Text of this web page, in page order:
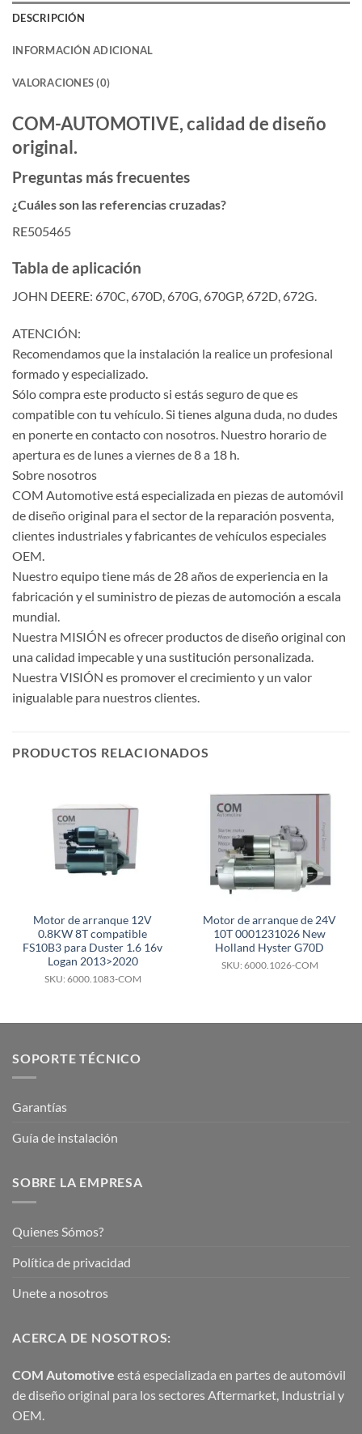
DESCRIPCIÓN
INFORMACIÓN ADICIONAL
VALORACIONES (0)
COM-AUTOMOTIVE, calidad de diseño
original.
Preguntas más frecuentes
¿Cuáles son las referencias cruzadas?
RE505465
Tabla de aplicación
JOHN DEERE: 670C, 670D, 670G, 670GP, 672D, 672G.
ATENCIÓN:
Recomendamos que la instalación la realice un profesional
formado y especializado.
Sólo compra este producto si estás seguro de que es
compatible con tu vehículo. Si tienes alguna duda, no dudes
en ponerte en contacto con nosotros. Nuestro horario de
apertura es de lunes a viernes de 8 a 18 h.
Sobre nosotros
COM Automotive está especializada en piezas de automóvil
de diseño original para el sector de la reparación posventa,
clientes industriales y fabricantes de vehículos especiales
OEM.
Nuestro equipo tiene más de 28 años de experiencia en la
fabricación y el suministro de piezas de automoción a escala
mundial.
Nuestra MISIÓN es ofrecer productos de diseño original con
una calidad impecable y una sustitución personalizada.
Nuestra VISIÓN es promover el crecimiento y un valor
inigualable para nuestros clientes.
PRODUCTOS RELACIONADOS
Motor de arranque 12V
0.8KW 8T compatible
FS10B3 para Duster 1.6 16v
Logan 2013>2020
SKU: 6000.1083-COM
Motor de arranque de 24V
10T 0001231026 New
Holland Hyster G70D
SKU: 6000.1026-COM
SOPORTE TÉCNICO
Garantías
Guía de instalación
SOBRE LA EMPRESA
Quienes Sómos?
Política de privacidad
Unete a nosotros
ACERCA DE NOSOTROS:
COM Automotive está especializada en partes de automóvil
de diseño original para los sectores Aftermarket, Industrial y
OEM.